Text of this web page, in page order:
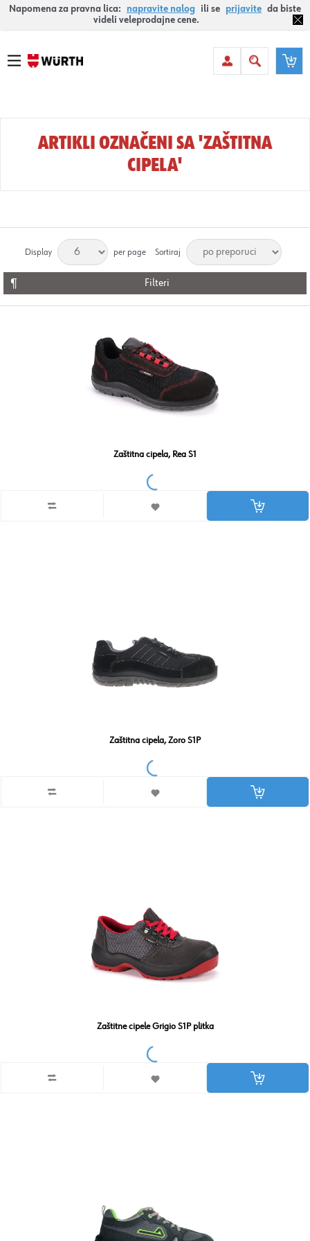
Napomena za pravna lica: napravite nalog ili se prijavite da biste
videli veleprodajne cene.
ARTIKLI OZNAČENI SA 'ZAŠTITNA
CIPELA'
Display per page Sortiraj
Filteri
Zaštitna cipela, Rea S1
Zaštitna cipela, Zoro S1P
Zaštitne cipele Grigio S1P plitka